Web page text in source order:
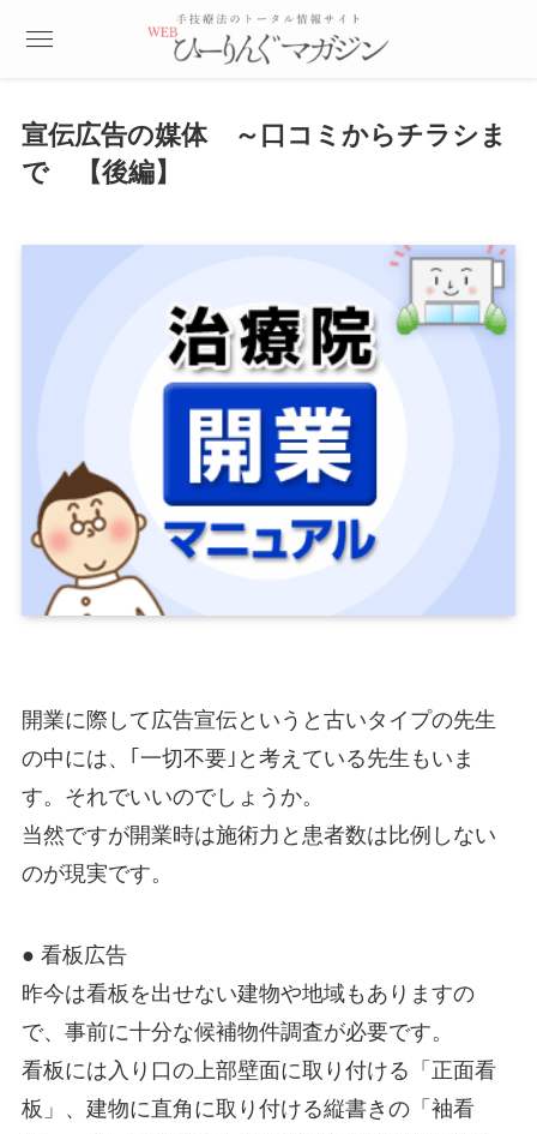
宣伝広告の媒体 ～口コミからチラシま
で 【後編】
開業に際して広告宣伝というと古いタイプの先生
の中には、｢一切不要｣と考えている先生もいま
す。それでいいのでしょうか。
当然ですが開業時は施術力と患者数は比例しない
のが現実です。
● 看板広告
昨今は看板を出せない建物や地域もありますの
で、事前に十分な候補物件調査が必要です。
看板には入り口の上部壁面に取り付ける「正面看
板」、建物に直角に取り付ける縦書きの「袖看